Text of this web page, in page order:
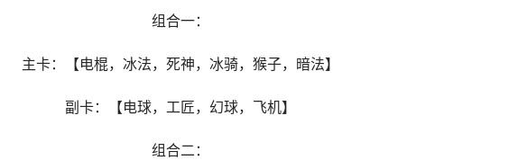
组合一：
主卡：【电棍，冰法，死神，冰骑，猴子，暗法】
副卡：【电球，工匠，幻球，飞机】
组合二：